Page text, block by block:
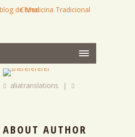
aliatranslations |
ABOUT AUTHOR